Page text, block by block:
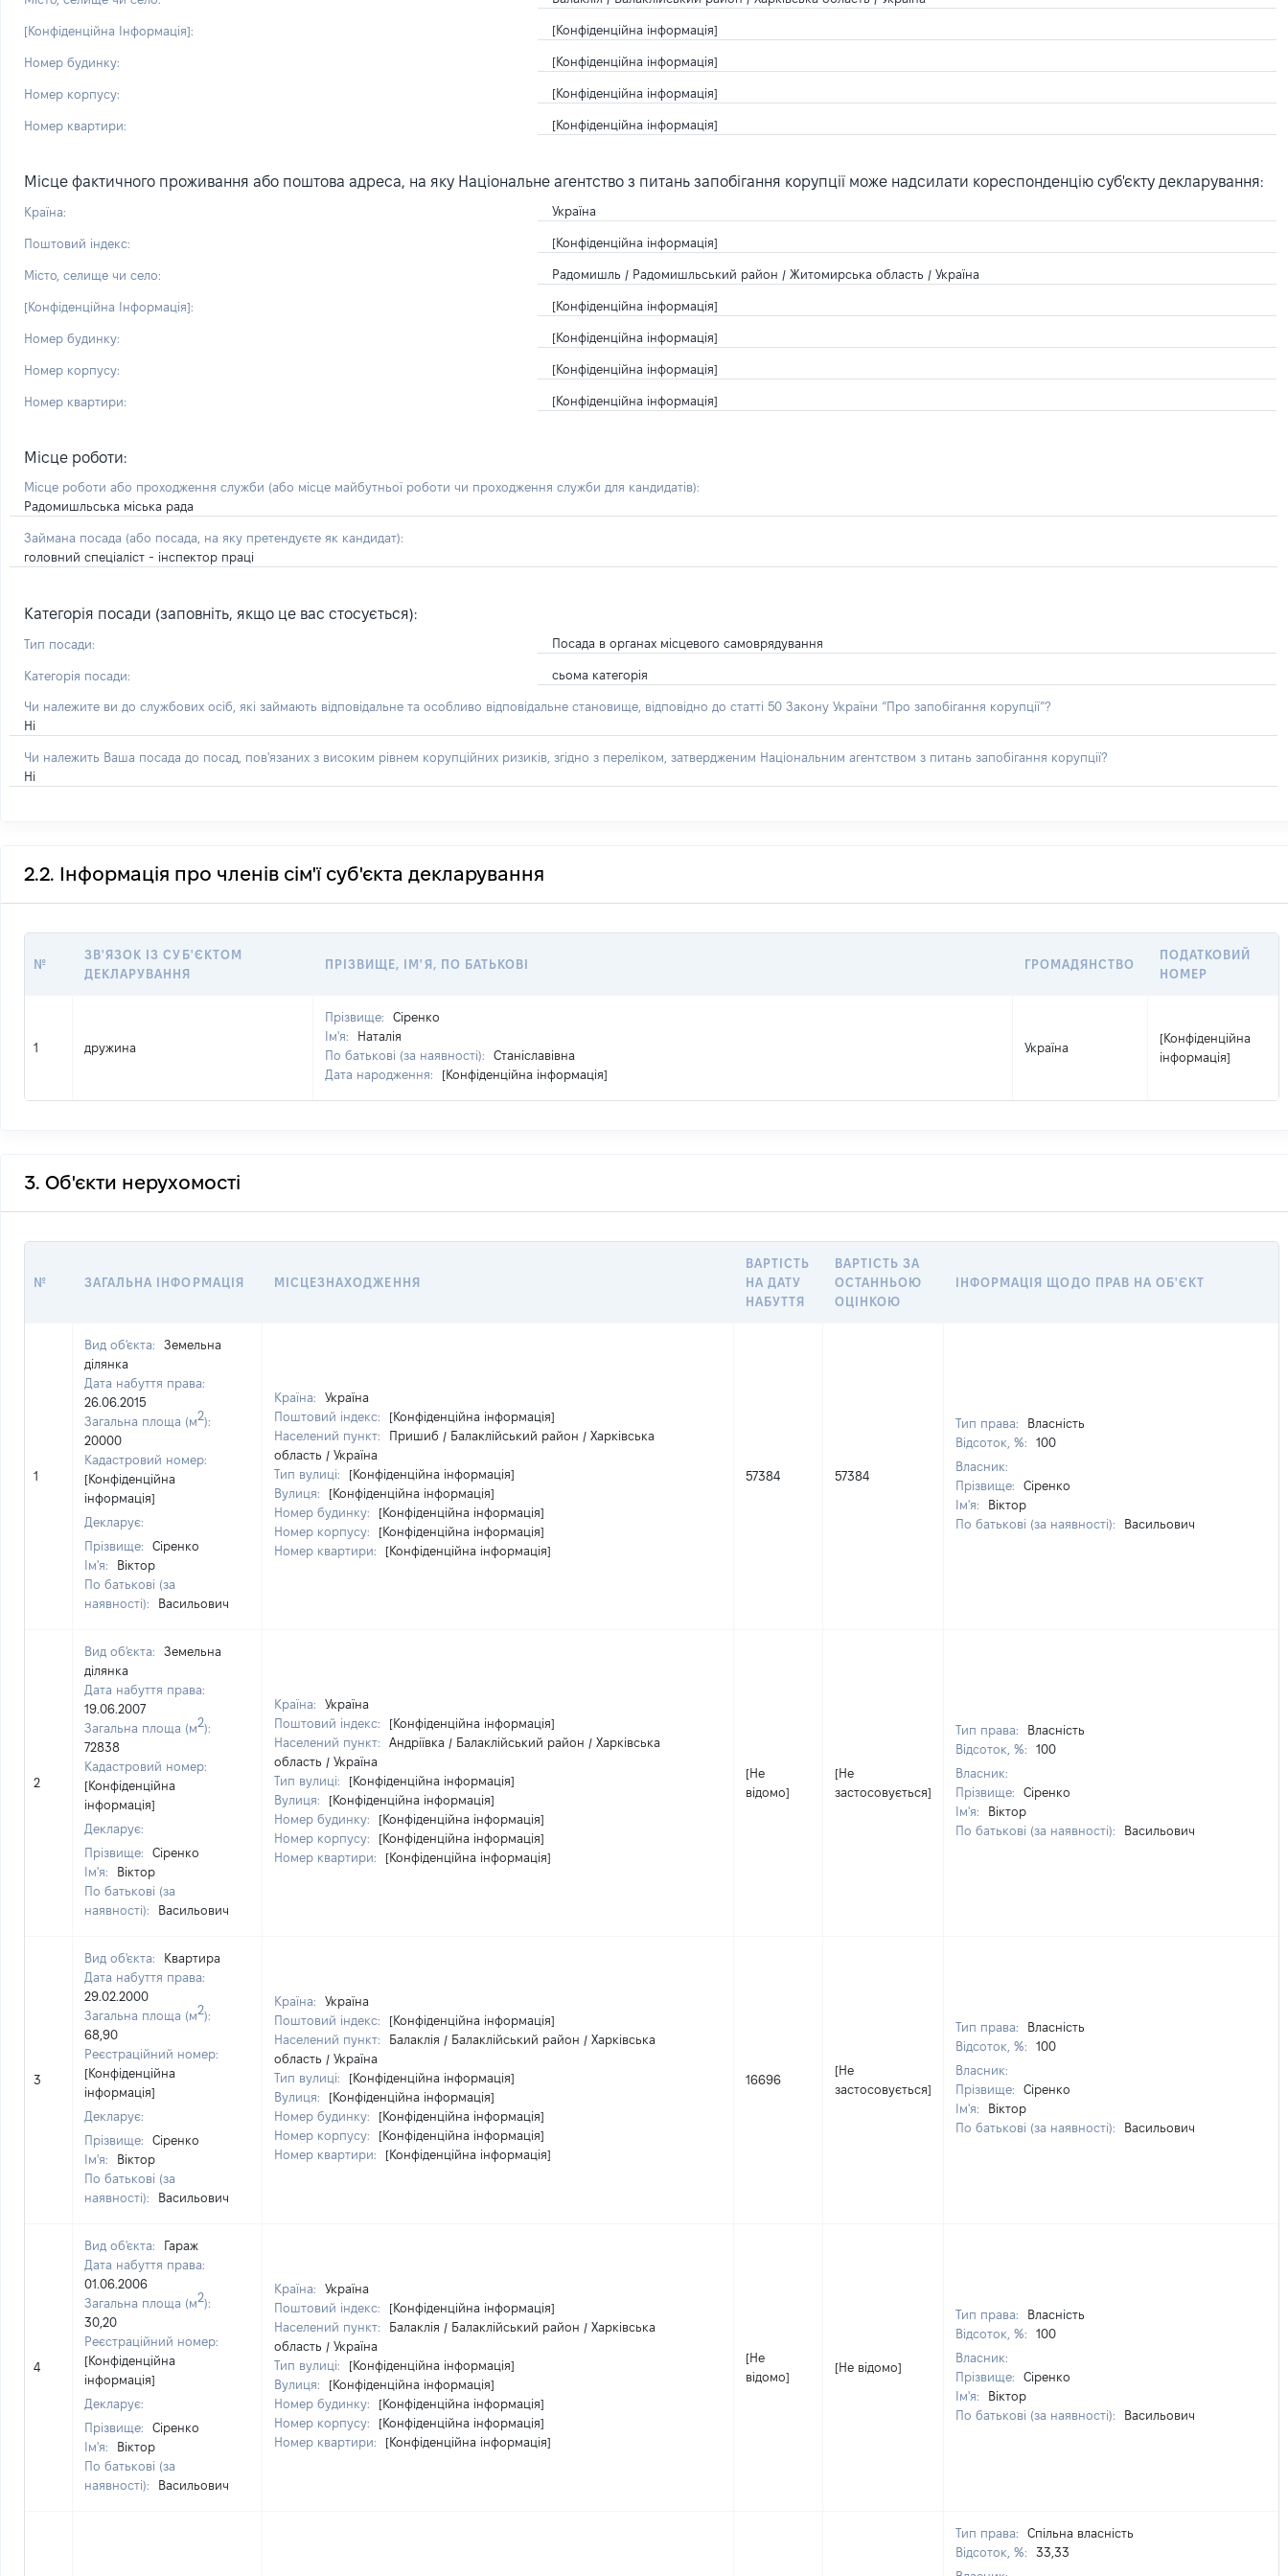
[Конфіденційна Інформація]: [Конфіденційна інформація]
Номер будинку: [Конфіденційна інформація]
Номер корпусу: [Конфіденційна інформація]
Номер квартири: [Конфіденційна інформація]
Місце фактичного проживання або поштова адреса, на яку Національне агентство з питань запобігання корупції може надсилати кореспонденцію суб'єкту декларування:
Країна: Україна
Поштовий індекс: [Конфіденційна інформація]
Місто, селище чи село: Радомишль / Радомишльський район / Житомирська область / Україна
[Конфіденційна Інформація]: [Конфіденційна інформація]
Номер будинку: [Конфіденційна інформація]
Номер корпусу: [Конфіденційна інформація]
Номер квартири: [Конфіденційна інформація]
Місце роботи:
Місце роботи або проходження служби (або місце майбутньої роботи чи проходження служби для кандидатів):
Радомишльська міська рада
Займана посада (або посада, на яку претендуєте як кандидат):
головний спеціаліст - інспектор праці
Категорія посади (заповніть, якщо це вас стосується):
Тип посади: Посада в органах місцевого самоврядування
Категорія посади: сьома категорія
Чи належите ви до службових осіб, які займають відповідальне та особливо відповідальне становище, відповідно до статті 50 Закону України “Про запобігання корупції”?
Ні
Чи належить Ваша посада до посад, пов'язаних з високим рівнем корупційних ризиків, згідно з переліком, затвердженим Національним агентством з питань запобігання корупції?
Ні
2.2. Інформація про членів сім'ї суб'єкта декларування
№
ЗВ'ЯЗОК ІЗ СУБ'ЄКТОМ
ДЕКЛАРУВАННЯ
ПРІЗВИЩЕ, ІМ'Я, ПО БАТЬКОВІ ГРОМАДЯНСТВО
ПОДАТКОВИЙ
НОМЕР
1 дружина
Прізвище:
Сіренко
Ім'я:
Наталія
По батькові (за наявності):
Станіславівна
Дата народження:
[Конфіденційна інформація]
Україна
[Конфіденційна
інформація]
3. Об'єкти нерухомості
№ ЗАГАЛЬНА ІНФОРМАЦІЯ МІСЦЕЗНАХОДЖЕННЯ
ВАРТІСТЬ
НА ДАТУ
НАБУТТЯ
ВАРТІСТЬ ЗА
ОСТАННЬОЮ
ОЦІНКОЮ
ІНФОРМАЦІЯ ЩОДО ПРАВ НА ОБ'ЄКТ
1
Вид об'єкта:
Земельна
ділянка
Дата набуття права:
26.06.2015
Загальна площа (м2):
20000
Кадастровий номер:
[Конфіденційна
інформація]
Декларує:
Прізвище:
Сіренко
Ім'я:
Віктор
По батькові (за
наявності):
Васильович
Країна:
Україна
Поштовий індекс:
[Конфіденційна інформація]
Населений пункт:
Пришиб / Балаклійський район / Харківська
область / Україна
Тип вулиці:
[Конфіденційна інформація]
Вулиця:
[Конфіденційна інформація]
Номер будинку:
[Конфіденційна інформація]
Номер корпусу:
[Конфіденційна інформація]
Номер квартири:
[Конфіденційна інформація]
57384 57384
Тип права:
Власність
Відсоток, %:
100
Власник:
Прізвище:
Сіренко
Ім'я:
Віктор
По батькові (за наявності):
Васильович
2
Вид об'єкта:
Земельна
ділянка
Дата набуття права:
19.06.2007
Загальна площа (м2):
72838
Кадастровий номер:
[Конфіденційна
інформація]
Декларує:
Прізвище:
Сіренко
Ім'я:
Віктор
По батькові (за
наявності):
Васильович
Країна:
Україна
Поштовий індекс:
[Конфіденційна інформація]
Населений пункт:
Андріївка / Балаклійський район / Харківська
область / Україна
Тип вулиці:
[Конфіденційна інформація]
Вулиця:
[Конфіденційна інформація]
Номер будинку:
[Конфіденційна інформація]
Номер корпусу:
[Конфіденційна інформація]
Номер квартири:
[Конфіденційна інформація]
[Не
відомо]
[Не
застосовується]
Тип права:
Власність
Відсоток, %:
100
Власник:
Прізвище:
Сіренко
Ім'я:
Віктор
По батькові (за наявності):
Васильович
3
Вид об'єкта:
Квартира
Дата набуття права:
29.02.2000
Загальна площа (м2):
68,90
Реєстраційний номер:
[Конфіденційна
інформація]
Декларує:
Прізвище:
Сіренко
Ім'я:
Віктор
По батькові (за
наявності):
Васильович
Країна:
Україна
Поштовий індекс:
[Конфіденційна інформація]
Населений пункт:
Балаклія / Балаклійський район / Харківська
область / Україна
Тип вулиці:
[Конфіденційна інформація]
Вулиця:
[Конфіденційна інформація]
Номер будинку:
[Конфіденційна інформація]
Номер корпусу:
[Конфіденційна інформація]
Номер квартири:
[Конфіденційна інформація]
16696
[Не
застосовується]
Тип права:
Власність
Відсоток, %:
100
Власник:
Прізвище:
Сіренко
Ім'я:
Віктор
По батькові (за наявності):
Васильович
4
Вид об'єкта:
Гараж
Дата набуття права:
01.06.2006
Загальна площа (м2):
30,20
Реєстраційний номер:
[Конфіденційна
інформація]
Декларує:
Прізвище:
Сіренко
Ім'я:
Віктор
По батькові (за
наявності):
Васильович
Країна:
Україна
Поштовий індекс:
[Конфіденційна інформація]
Населений пункт:
Балаклія / Балаклійський район / Харківська
область / Україна
Тип вулиці:
[Конфіденційна інформація]
Вулиця:
[Конфіденційна інформація]
Номер будинку:
[Конфіденційна інформація]
Номер корпусу:
[Конфіденційна інформація]
Номер квартири:
[Конфіденційна інформація]
[Не
відомо]
[Не відомо]
Тип права:
Власність
Відсоток, %:
100
Власник:
Прізвище:
Сіренко
Ім'я:
Віктор
По батькові (за наявності):
Васильович
Тип права:
Спільна власність
Відсоток, %:
33,33